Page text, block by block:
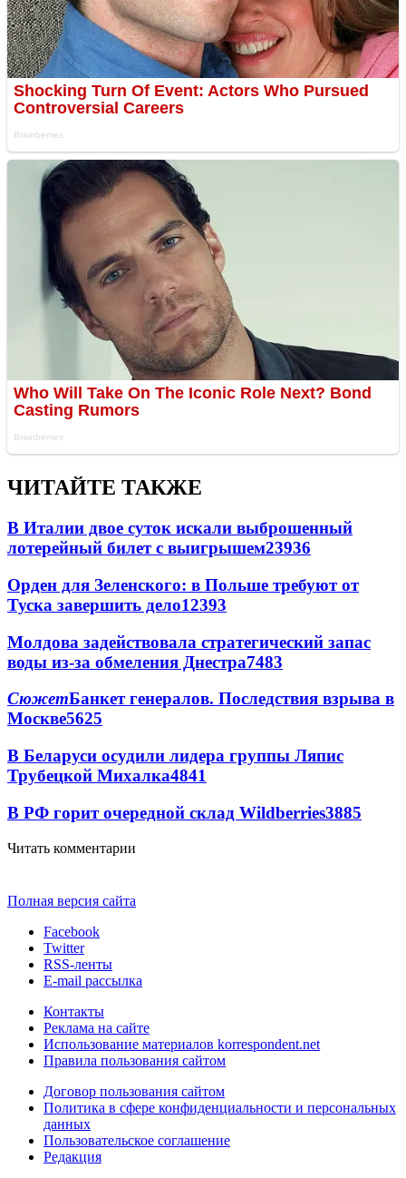
ЧИТАЙТЕ ТАКЖЕ
В Италии двое суток искали выброшенный
лотерейный билет с выигрышем23936
Орден для Зеленского: в Польше требуют от
Туска завершить дело12393
Молдова задействовала стратегический запас
воды из-за обмеления Днестра7483
СюжетБанкет генералов. Последствия взрыва в
Москве5625
В Беларуси осудили лидера группы Ляпис
Трубецкой Михалка4841
В РФ горит очередной склад Wildberries3885
Читать комментарии
Полная версия сайта
Facebook
Twitter
RSS-ленты
E-mail рассылка
Контакты
Реклама на сайте
Использование материалов korrespondent.net
Правила пользования сайтом
Договор пользования сайтом
Политика в сфере конфиденциальности и персональных
данных
Пользовательское соглашение
Редакция